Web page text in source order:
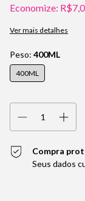
Economize:
Ver mais detalhes
Peso: 400ML
400ML
Compra
Seus dados